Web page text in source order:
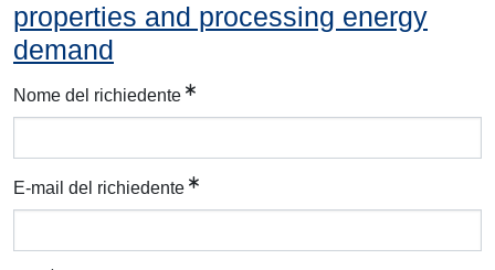
properties and processing energy
demand
Nome del richiedente
E-mail del richiedente